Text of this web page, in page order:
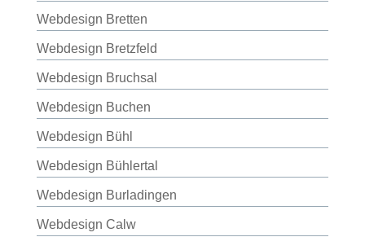
Webdesign Bretten
Webdesign Bretzfeld
Webdesign Bruchsal
Webdesign Buchen
Webdesign Bühl
Webdesign Bühlertal
Webdesign Burladingen
Webdesign Calw